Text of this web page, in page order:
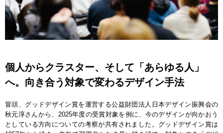
個人からクラスター、そして「あらゆる人」
へ。向き合う対象で変わるデザイン手法
冒頭、グッドデザイン賞を運営する公益財団法人日本デザイン振興会の
秋元淳さんから、2025年度の受賞対象を例に、今のデザインが向かおう
としている方向についての考察が共有されました。グッドデザイン賞は